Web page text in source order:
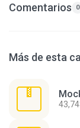
Comentarios 0
Más de esta